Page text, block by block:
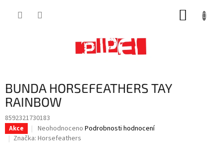
BUNDA HORSEFEATHERS TAY
RAINBOW
8592321730183
Akce
Průměrné
hodnocení
Neohodnoceno Podrobnosti hodnocení
Značka: Horsefeathers